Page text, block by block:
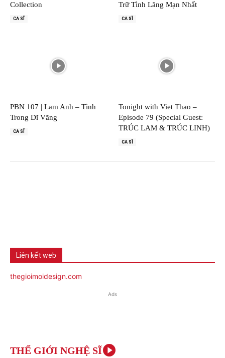
Collection
CA SĨ
Trữ Tình Lãng Mạn Nhất
CA SĨ
PBN 107 | Lam Anh – Tình
Trong Dĩ Vãng
CA SĨ
Tonight with Viet Thao –
Episode 79 (Special Guest:
TRÚC LAM & TRÚC LINH)
CA SĨ
Liên kết web
thegioimoidesign.com
Ads
THẾ GIỚI NGHỆ SĨ